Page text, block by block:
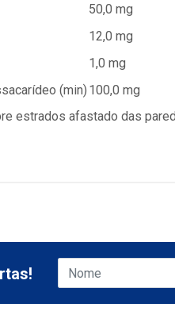
50,0 mg
12,0 mg
1,0 mg
(min) 100,0 mg
estrados afastado das